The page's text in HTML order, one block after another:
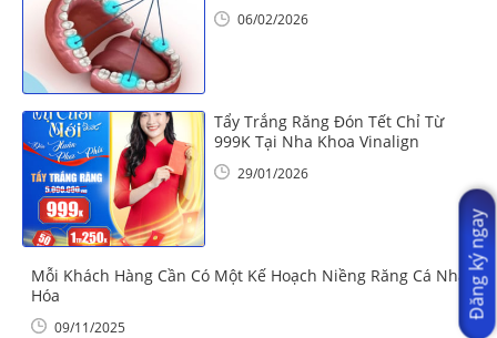
06/02/2026
Tẩy Trắng Răng Đón Tết Chỉ Từ
999K Tại Nha Khoa Vinalign
29/01/2026
Mỗi Khách Hàng Cần Có Một Kế Hoạch Niềng Răng Cá Nhân
Hóa
09/11/2025
Đăng ký ngay